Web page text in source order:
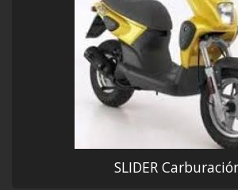
SLIDER